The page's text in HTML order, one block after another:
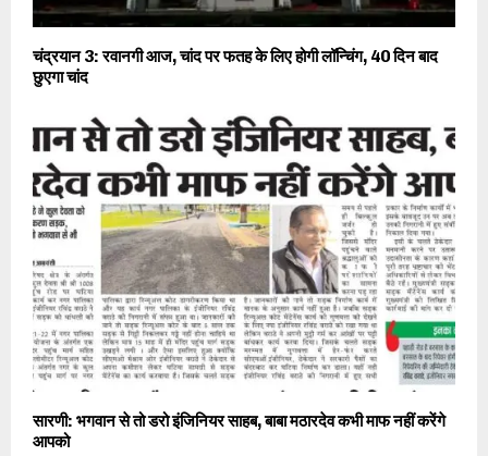
चंद्रयान 3: रवानगी आज, चांद पर फतह के लिए होगी लॉन्चिंग, 40 दिन बाद
छुएगा चांद
सारणी: भगवान से तो डरो इंजिनियर साहब, बाबा मठारदेव कभी माफ नहीं करेंगे
आपको